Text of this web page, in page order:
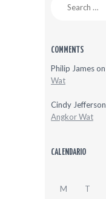
COMMENTS
Philip Jameson
Wat
Cindy Jefferson
Angkor Wat
CALENDARIO
M T